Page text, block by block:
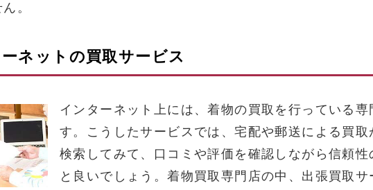
。
ネットの買取サービス
インターネット上には、着物の買取を行っている
す。こうしたサービスでは、宅配や郵送による買
検索してみて、口コミや評価を確認しながら信頼
と良いでしょう。着物買取専門店の中、出張買取